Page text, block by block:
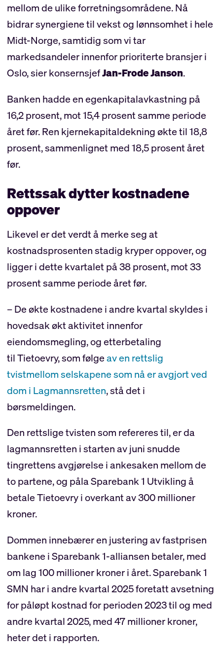
mellom de ulike forretningsområdene. Nå
bidrar synergiene til vekst og lønnsomhet i hele
Midt-Norge, samtidig som vi tar
markedsandeler innenfor prioriterte bransjer i
Oslo, sier konsernsjefJan-Frode Janson.
Banken hadde en egenkapitalavkastning på
16,2 prosent, mot 15,4 prosent samme periode
året før. Ren kjernekapitaldekning økte til 18,8
prosent, sammenlignet med 18,5 prosent året
før.
Rettssak dytter kostnadene
oppover
Likevel er det verdt å merke seg at
kostnadsprosenten stadig kryper oppover, og
ligger i dette kvartalet på 38 prosent, mot 33
prosent samme periode året før.
– De økte kostnadene i andre kvartal skyldes i
hovedsak økt aktivitet innenfor
eiendomsmegling, og etterbetaling
til Tietoevry, som følgeav en rettslig
tvistmellom selskapene som nå er avgjort ved
dom i Lagmannsretten, stå det i
børsmeldingen.
Den rettslige tvisten som refereres til, er da
lagmannsretten i starten av juni snudde
tingrettens avgjørelse i ankesaken mellom de
to partene, og påla Sparebank 1 Utvikling å
betale Tietoevry i overkant av 300 millioner
kroner.
Dommen innebærer en justering av fastprisen
bankene i Sparebank 1-alliansen betaler, med
om lag 100 millioner kroner i året. Sparebank 1
SMN har i andre kvartal 2025 foretatt avsetning
for påløpt kostnad for perioden 2023 til og med
andre kvartal 2025, med 47 millioner kroner,
heter det i rapporten.